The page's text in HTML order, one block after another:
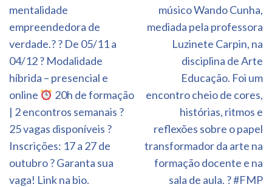
mentalidade
empreendedora de
verdade.? ? De 05/11 a
04/12 ? Modalidade
híbrida – presencial e
online
20h de formação
| 2 encontros semanais ?
25 vagas disponíveis ?
Inscrições: 17 a 27 de
outubro ? Garanta sua
vaga! Link na bio.
músico Wando Cunha,
mediada pela professora
Luzinete Carpin, na
disciplina de Arte
Educação. Foi um
encontro cheio de cores,
histórias, ritmos e
reflexões sobre o papel
transformador da arte na
formação docente e na
sala de aula. ? #FMP